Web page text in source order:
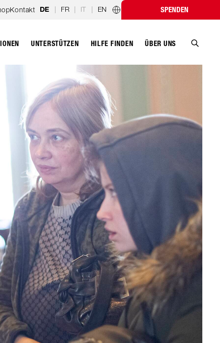
Kontakt DE | FR | IT | EN
LänderprogrammeSPENDEN
UNTERSTÜTZEN HILFE FINDEN ÜBER UNS